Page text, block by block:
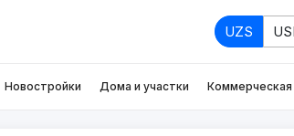
UZS
Новостройки Дома и участки Коммерческая